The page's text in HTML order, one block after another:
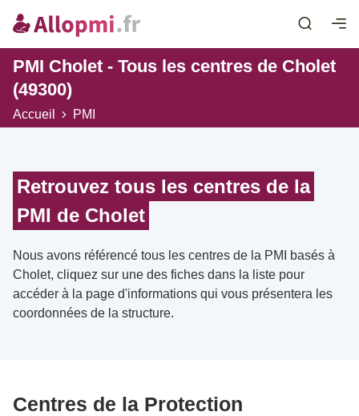
PMI Cholet - Tous les centres de Cholet
(49300)
Accueil PMI
Retrouvez tous les centres de la
PMI de Cholet
Nous avons référencé tous les centres de la PMI basés à
Cholet, cliquez sur une des fiches dans la liste pour
accéder à la page d'informations qui vous présentera les
coordonnées de la structure.
Centres de la Protection